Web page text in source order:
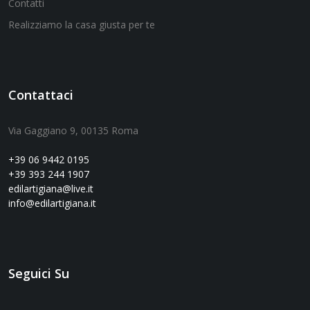
Contatti
Realizziamo la casa giusta per te
Contattaci
Via Gaggiano 9, 00135 Roma
+39 06 9442 0195
+39 393 244 1907
edilartigiana@live.it
info@edilartigiana.it
Seguici Su